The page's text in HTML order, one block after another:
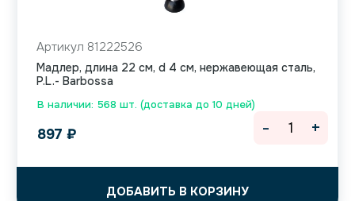
В наличии: 568 шт. (доставка до 10 дней)
Артикул 81222526
Мадлер, длина 22 см, d 4 см, нержавеющая сталь,
P.L.- Barbossa
897 ₽
ДОБАВИТЬ В КОРЗИНУ
- +